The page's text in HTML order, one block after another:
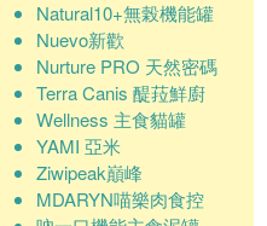
Natural10+無榖機能罐
Nuevo新歡
Nurture PRO 天然密碼
Terra Canis 醍菈鮮廚
Wellness 主食貓罐
YAMI 亞米
Ziwipeak巔峰
MDARYN喵樂肉食控